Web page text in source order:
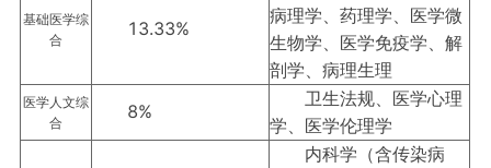
基础医学综
合
13.33%
病理学、药理学、医学微
生物学、医学免疫学、解
剖学、病理生理
医学人文综
合
8%
卫生法规、医学心理
学、医学伦理学
内科学（含传染病